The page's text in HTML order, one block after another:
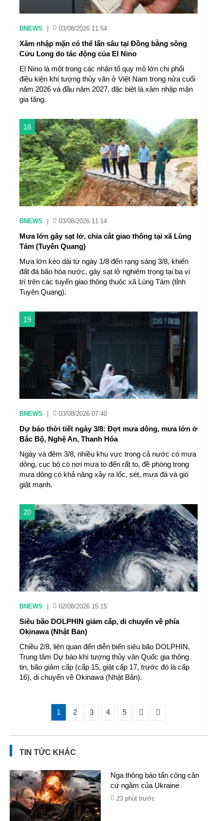
BNEWS 03/08/2026 11:54
Xâm nhập mặn có thể lấn sâu tại Đồng bằng sông
Cửu Long do tác động của El Nino
El Nino là một trong các nhân tố quy mô lớn chi phối
điều kiện khí tượng thủy văn ở Việt Nam trong nửa cuối
năm 2026 và đầu năm 2027, đặc biệt là xâm nhập mặn
gia tăng.
18
BNEWS 03/08/2026 11:14
Mưa lớn gây sạt lở, chia cắt giao thông tại xã Lùng
Tám (Tuyên Quang)
Mưa lớn kéo dài từ ngày 1/8 đến rạng sáng 3/8, khiến
đất đá bão hòa nước, gây sạt lở nghiêm trọng tại ba vị
trí trên các tuyến giao thông thuộc xã Lùng Tám (tỉnh
Tuyên Quang).
19
BNEWS 03/08/2026 07:40
Dự báo thời tiết ngày 3/8: Đợt mưa dông, mưa lớn ở
Bắc Bộ, Nghệ An, Thanh Hóa
Ngày và đêm 3/8, nhiều khu vực trong cả nước có mưa
dông, cục bộ có nơi mưa to đến rất to, đề phòng trong
mưa dông có khả năng xảy ra lốc, sét, mưa đá và gió
giật mạnh.
20
BNEWS 02/08/2026 15:15
Siêu bão DOLPHIN giảm cấp, di chuyển về phía
Okinawa (Nhật Bản)
Chiều 2/8, liên quan đến diễn biến siêu bão DOLPHIN,
Trung tâm Dự báo khí tượng thủy văn Quốc gia thông
tin, bão giảm cấp (cấp 15, giật cấp 17, trước đó là cấp
16), di chuyển về Okinawa (Nhật Bản).
1 2 3 4 5
TIN TỨC KHÁC
Nga thông báo tấn công căn
cứ ngầm của Ukraine
23 phút trước